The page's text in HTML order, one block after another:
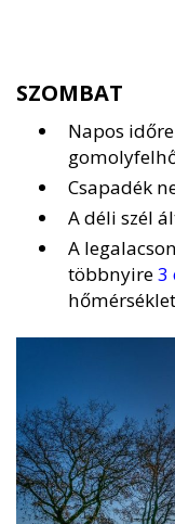
SZOMBAT
Napos
Csapadék
A déli szél
A
többnyire3
hőmérséklet